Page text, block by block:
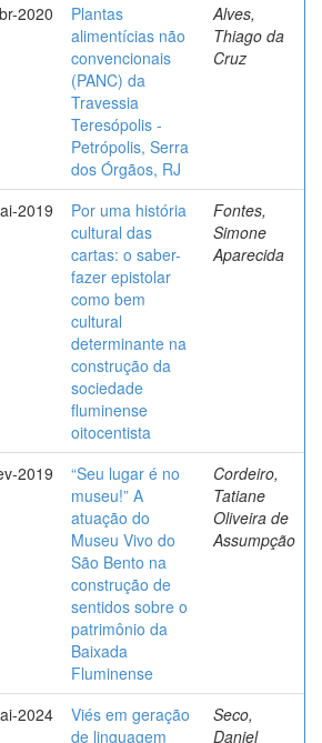
2020
Plantas
alimentícias não
convencionais
(PANC) da
Travessia
Teresópolis -
Petrópolis, Serra
dos Órgãos, RJ
Alves,
Thiago da
Cruz
2019
Por uma história
cultural das
cartas: o saber-
fazer epistolar
como bem
cultural
determinante na
construção da
sociedade
fluminense
oitocentista
Fontes,
Simone
Aparecida
2019
“Seu lugar é no
museu!” A
atuação do
Museu Vivo do
São Bento na
construção de
sentidos sobre o
patrimônio da
Baixada
Fluminense
Cordeiro,
Tatiane
Oliveira de
Assumpção
2024
Viés em geração
de linguagem
Seco,
Daniel